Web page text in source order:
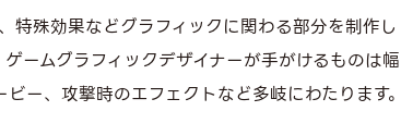
殊効果などグラフィックに関わる部分を制作し
ームグラフィックデザイナーが手がけるものは幅
ー、攻撃時のエフェクトなど多岐にわたります。